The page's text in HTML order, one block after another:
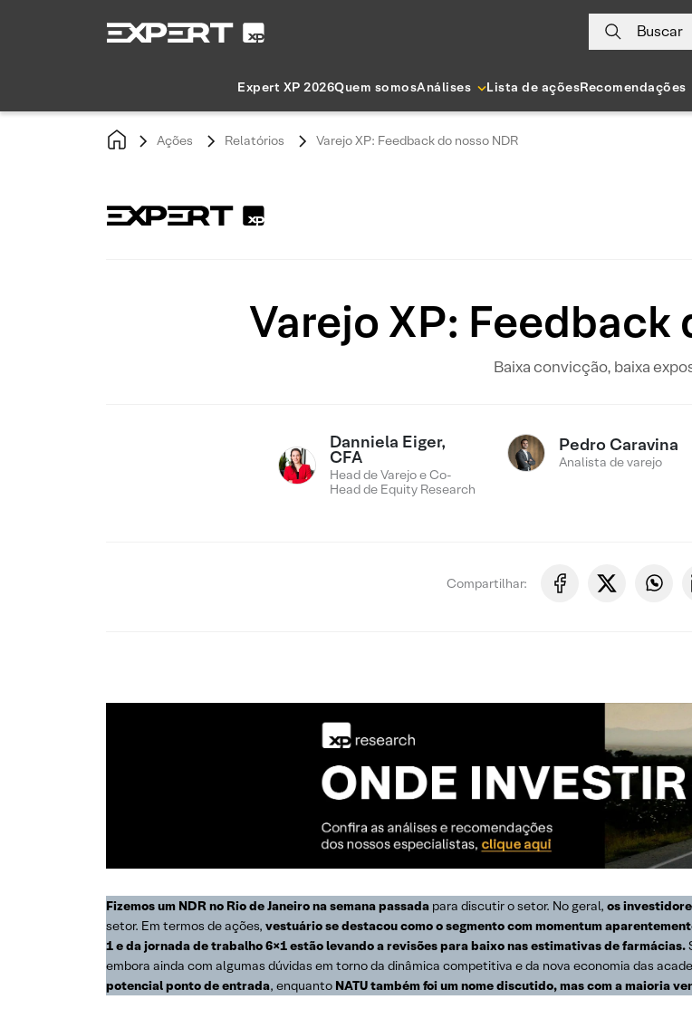
Buscar
Expert XP 2026Quem somosAnálises Lista de açõesRecomendações
Ações Relatórios Varejo XP: Feedback do nosso NDR
Varejo XP: Feedback
Baixa convicção, baixa
Danniela Eiger,
CFA
Head de Varejo e Co-
Head de Equity Research
Pedro Caravina
Analista de varejo
Compartilhar:
Fizemos um NDR no Rio de Janeiro na semana passada para discutir o setor. No geral, os
setor. Em termos de ações, vestuário se destacou como o segmento com momentum
1 e da jornada de trabalho 6×1 estão levando a revisões para baixo nas estimativas de farmácias.
embora ainda com algumas dúvidas em torno da dinâmica competitiva e da nova economia das
potencial ponto de entrada, enquanto NATU também foi um nome discutido, mas com a maioria